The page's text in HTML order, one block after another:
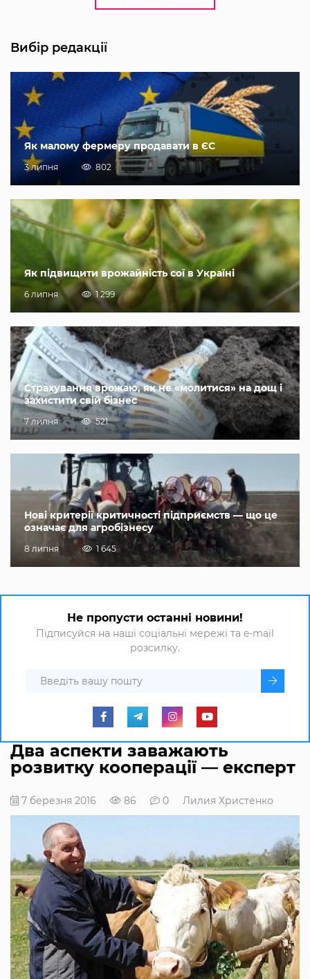
Вибір редакції
Як малому фермеру продавати в ЄС
3 липня 802
Як підвищити врожайність сої в Україні
6 липня 1 299
Страхування врожаю, як не «молитися» на дощ і
захистити свій бізнес
7 липня 521
Нові критерії критичності підприємств — що це
означає для агробізнесу
8 липня 1 645
Не пропусти останні новини!
Підписуйся на наші соціальні мережі та e-mail
розсилку.
Два аспекти заважають
розвитку кооперації — експерт
7 березня 2016 86 0 Лилия Христенко